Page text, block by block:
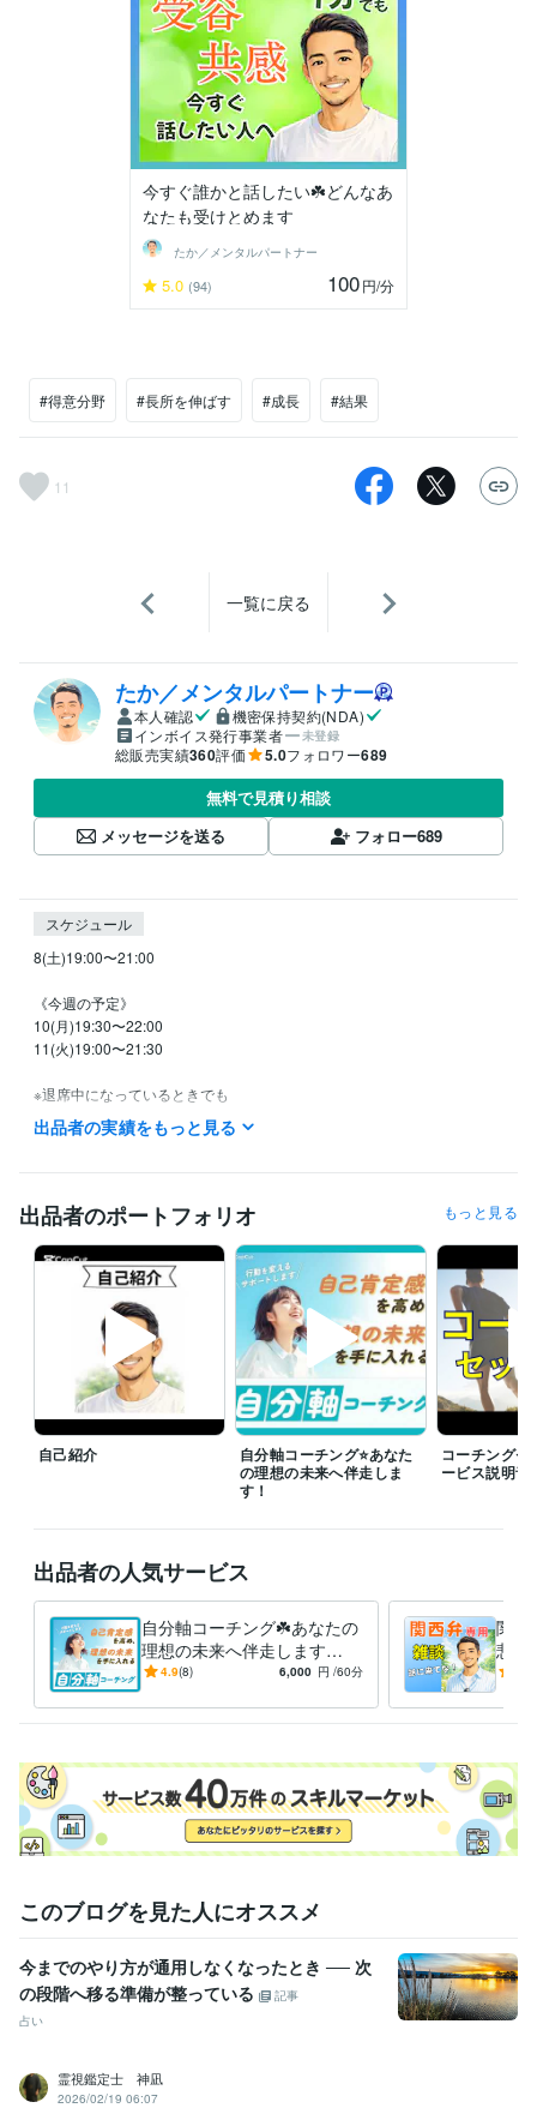
今すぐ誰かと話したい☘️どんなあ
なたも受けとめます
たか／メンタルパートナー
5.0 (94) 100円/分
#得意分野 #長所を伸ばす #成長 #結果
11
一覧に戻る
たか／メンタルパートナー
本人確認
機密保持契約(NDA)
インボイス発行事業者
未登録
総販売実績360評価 5.0フォロワー689
無料で見積り相談
メッセージを送る
フォロー689
スケジュール
8(土)19:00〜21:00
《今週の予定》
10(月)19:30〜22:00
11(火)19:00〜21:30
※退席中になっているときでも
対応可能な時もありますのでその際は
一度メッセージください
⭐️7/31(金)ブログ✍️更新しました
『結果が出ない時期にも意味がある』
ぜひ読んでください☘️
┈┈┈┈┈┈┈┈┈┈┈┈┈┈┈
『今すぐ相談可能』になっていれば
いつでもご購入いただいて大丈夫です
☝️ご予約も可能ですのでご相談ください
メッセージで日程調整したあとに
サービスについてご質問がございましたら
┈┈┈┈┈┈┈┈┈┈┈┈┈┈┈
ご購入者様に満足して頂けるように
日々知識と経験をアップデートしています✨
┈┈┈┈┈┈┈┈┈┈┈┈┈┈
医療・介護 / 看護師 経験年数 : 10年
ライフスタイル・その他 / カウンセラー・コーチ 経験年数 : 3年
職歴
オーストラリアにワーキングホリデー 1980年3月 ~ 1982年2月
某訪問看護＆精神科訪問看護ステーション
訪問看護師のキャリアインタビュー 看護師のキャリアインタビュー
看護師のキャリアインタビュー ココナラプラチナランク達成
呼吸療法認定士 取得年 : 2019年
出品者の実績をもっと見る
出品者のポートフォリオ もっと見る
自己紹介
自分軸コーチング⭐️あなた
の理想の未来へ伴走しま
す！
コーチング
ービス説明音
出品者の人気サービス
自分軸コーチング☘️あなたの
理想の未来へ伴走します
【一歩が踏み出せないあなた
します
4.9(8) 6,000 円 /60分
関西
悲し
遣わ
このブログを見た人にオススメ
今までのやり方が通用しなくなったとき ── 次
の段階へ移る準備が整っている
記事
占い
霊視鑑定士 神凪
2026/02/19 06:07